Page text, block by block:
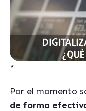
*
Por el momento
de forma